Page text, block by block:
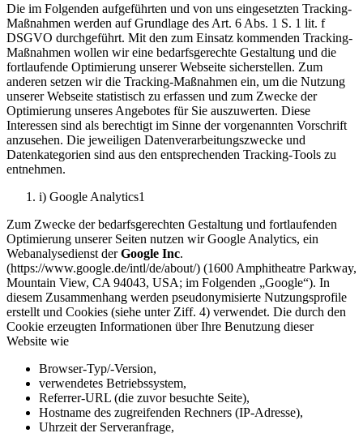
Die im Folgenden aufgeführten und von uns eingesetzten Tracking-
Maßnahmen werden auf Grundlage des Art. 6 Abs. 1 S. 1 lit. f
DSGVO durchgeführt. Mit den zum Einsatz kommenden Tracking-
Maßnahmen wollen wir eine bedarfsgerechte Gestaltung und die
fortlaufende Optimierung unserer Webseite sicherstellen. Zum
anderen setzen wir die Tracking-Maßnahmen ein, um die Nutzung
unserer Webseite statistisch zu erfassen und zum Zwecke der
Optimierung unseres Angebotes für Sie auszuwerten. Diese
Interessen sind als berechtigt im Sinne der vorgenannten Vorschrift
anzusehen. Die jeweiligen Datenverarbeitungszwecke und
Datenkategorien sind aus den entsprechenden Tracking-Tools zu
entnehmen.
i) Google Analytics1
Zum Zwecke der bedarfsgerechten Gestaltung und fortlaufenden
Optimierung unserer Seiten nutzen wir Google Analytics, ein
Webanalysedienst derGoogle Inc.
(https://www.google.de/intl/de/about/) (1600 Amphitheatre Parkway,
Mountain View, CA 94043, USA; im Folgenden „Google“). In
diesem Zusammenhang werden pseudonymisierte Nutzungsprofile
erstellt und Cookies (siehe unter Ziff. 4) verwendet. Die durch den
Cookie erzeugten Informationen über Ihre Benutzung dieser
Website wie
Browser-Typ/-Version,
verwendetes Betriebssystem,
Referrer-URL (die zuvor besuchte Seite),
Hostname des zugreifenden Rechners (IP-Adresse),
Uhrzeit der Serveranfrage,